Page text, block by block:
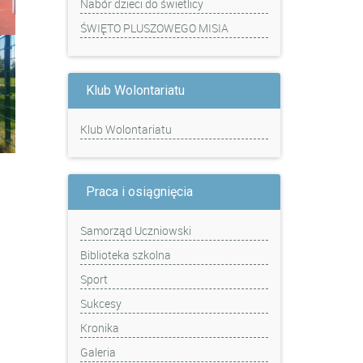
Nabór dzieci do świetlicy
ŚWIĘTO PLUSZOWEGO MISIA
Klub Wolontariatu
Klub Wolontariatu
Praca i osiągnięcia
Samorząd Uczniowski
Biblioteka szkolna
Sport
Sukcesy
Kronika
Galeria